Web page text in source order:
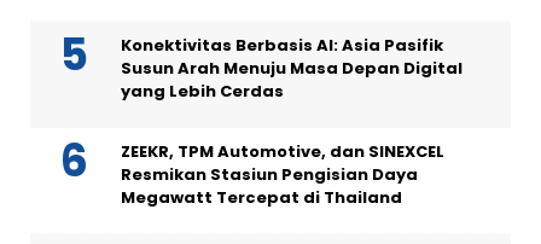
Konektivitas Berbasis AI: Asia Pasifik
Susun Arah Menuju Masa Depan Digital
yang Lebih Cerdas
ZEEKR, TPM Automotive, dan SINEXCEL
Resmikan Stasiun Pengisian Daya
Megawatt Tercepat di Thailand